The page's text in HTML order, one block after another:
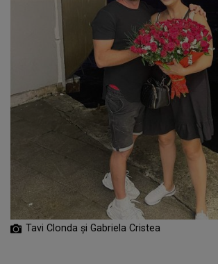
Tavi Clonda și Gabriela Cristea